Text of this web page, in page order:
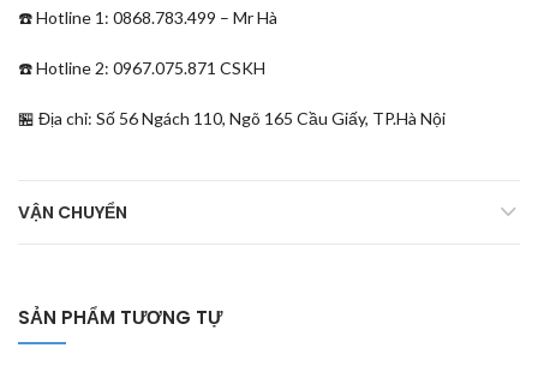
☎️ Hotline 1: 0868.783.499 – Mr Hà
☎️ Hotline 2: 0967.075.871 CSKH
🏪 Địa chỉ: Số 56 Ngách 110, Ngõ 165 Cầu Giấy, TP.Hà Nội
VẬN CHUYỂN
SẢN PHẨM TƯƠNG TỰ